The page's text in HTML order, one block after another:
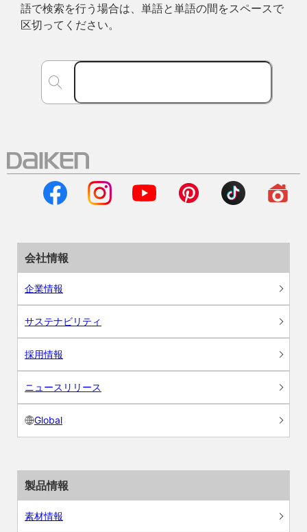
語で検索を行う場合は、単語と単語の間をスペースで
区切ってください。
会社情報
企業情報
サステナビリティ
採用情報
ニュースリリース
Global
製品情報
素材情報